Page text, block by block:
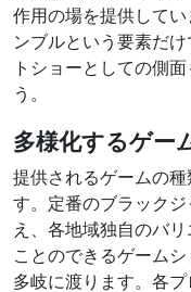
作用の場を提供してい
ンブルという要素だ
トショーとしての側
う。
多様化するゲー
提供されるゲームの
す。定番のブラック
え、各地域独自のバ
ことのできるゲーム
多岐に渡ります。各